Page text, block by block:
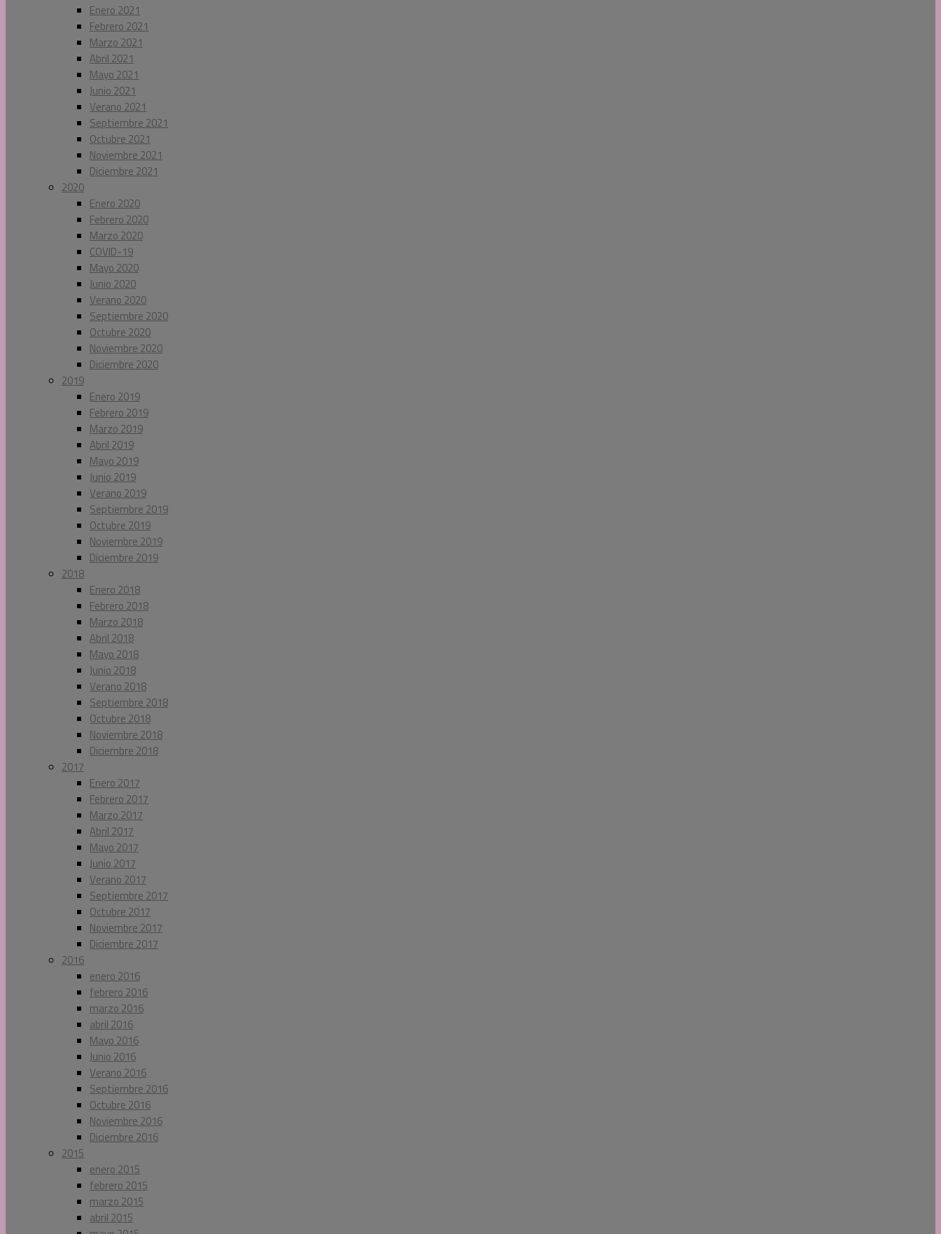
Enero 2021
Febrero 2021
Marzo 2021
Abril 2021
Mayo 2021
Junio 2021
Verano 2021
Septiembre 2021
Octubre 2021
Noviembre 2021
Diciembre 2021
2020
Enero 2020
Febrero 2020
Marzo 2020
COVID-19
Mayo 2020
Junio 2020
Verano 2020
Septiembre 2020
Octubre 2020
Noviembre 2020
Diciembre 2020
2019
Enero 2019
Febrero 2019
Marzo 2019
Abril 2019
Mayo 2019
Junio 2019
Verano 2019
Septiembre 2019
Octubre 2019
Noviembre 2019
Diciembre 2019
2018
Enero 2018
Febrero 2018
Marzo 2018
Abril 2018
Mayo 2018
Junio 2018
Verano 2018
Septiembre 2018
Octubre 2018
Noviembre 2018
Diciembre 2018
2017
Enero 2017
Febrero 2017
Marzo 2017
Abril 2017
Mayo 2017
Junio 2017
Verano 2017
Septiembre 2017
Octubre 2017
Noviembre 2017
Diciembre 2017
2016
enero 2016
febrero 2016
marzo 2016
abril 2016
Mayo 2016
Junio 2016
Verano 2016
Septiembre 2016
Octubre 2016
Noviembre 2016
Diciembre 2016
2015
enero 2015
febrero 2015
marzo 2015
abril 2015